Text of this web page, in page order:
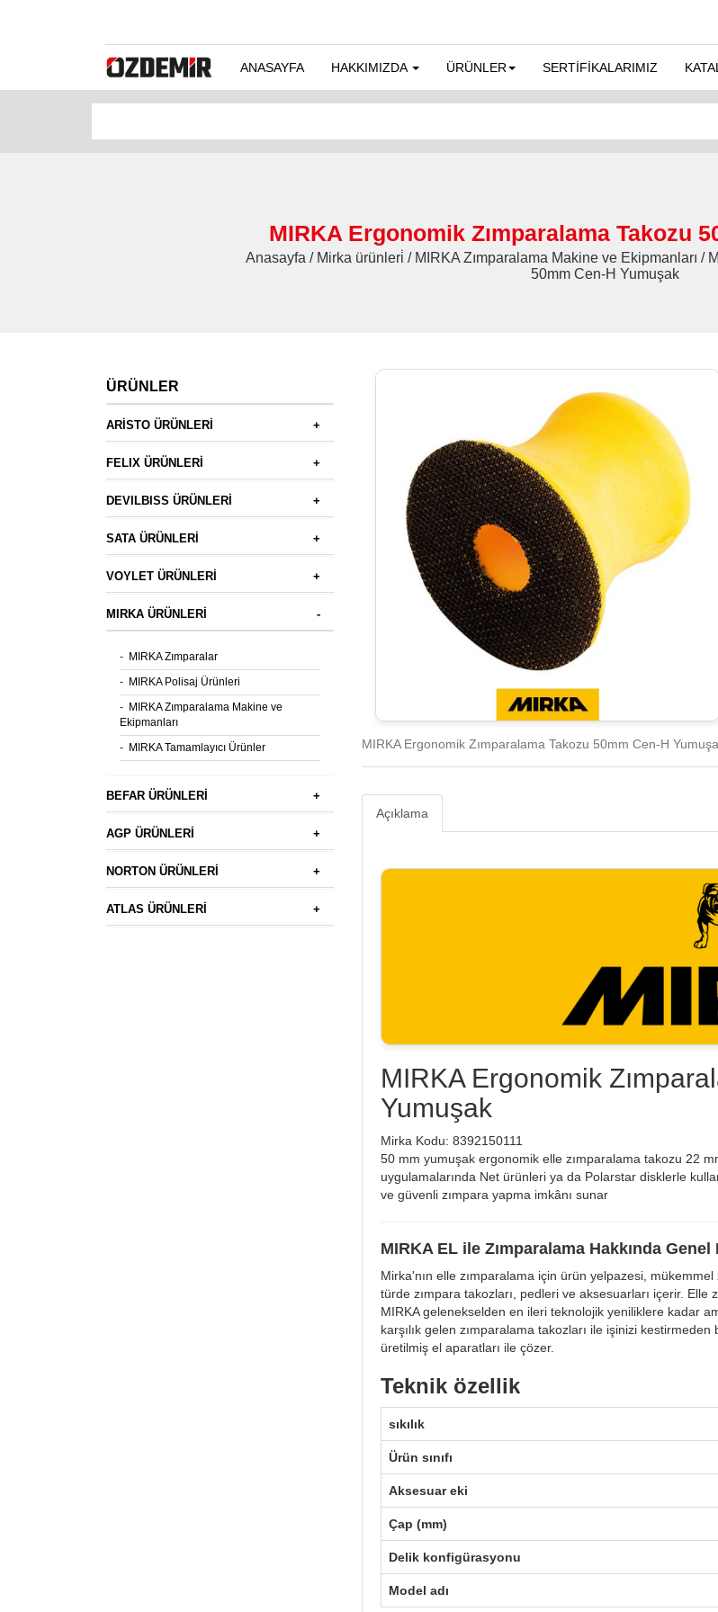
ANASAYFA HAKKIMIZDA ÜRÜNLER SERTİFİKALARIMIZ
MIRKA Ergonomik Zımparalama Takozu
Anasayfa / Mirka ürünleri̇ / MIRKA Zımparalama Makine ve Ekipmanları /
50mm Cen-H Yumuşak
ÜRÜNLER
+
ARİSTO ÜRÜNLERİ
+
FELIX ÜRÜNLERİ
+
DEVILBISS ÜRÜNLERİ
+
SATA ÜRÜNLERİ
+
VOYLET ÜRÜNLERİ
-
MIRKA ÜRÜNLERİ
- MIRKA Zımparalar
- MIRKA Polisaj Ürünleri
- MIRKA Zımparalama Makine ve
Ekipmanları
- MIRKA Tamamlayıcı Ürünler
+
BEFAR ÜRÜNLERİ
+
AGP ÜRÜNLERİ
+
NORTON ÜRÜNLERİ
+
ATLAS ÜRÜNLERİ
MIRKA Ergonomik Zımparalama Takozu 50mm Cen-H
Açıklama
MIRKA Ergonomik
Yumuşak
Mirka Kodu: 8392150111
50 mm yumuşak ergonomik elle zımparalama takozu 22
uygulamalarında Net ürünleri ya da Polarstar disklerle
ve güvenli zımpara yapma imkânı sunar
MIRKA EL ile Zımparalama Hakkında
Mirka'nın elle zımparalama için ürün yelpazesi,
türde zımpara takozları, pedleri ve aksesuarları içerir. Elle
MIRKA gelenekselden en ileri teknolojik yeniliklere kadar
karşılık gelen zımparalama takozları ile işinizi
üretilmiş el aparatları ile çözer.
Teknik özellik
sıkılık
Ürün sınıfı
Aksesuar eki
Çap (mm)
Delik konfigürasyonu
Model adı